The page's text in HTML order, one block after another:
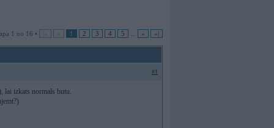
1 no 16 • |« « 1 2 3 4 5 » »|
#1
lai izkats normals butu.